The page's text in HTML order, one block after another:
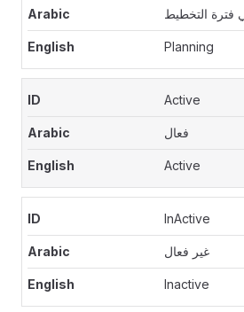
فترة التخطيط
Planning
Active
فعال
Active
InActive
غير فعال
Inactive